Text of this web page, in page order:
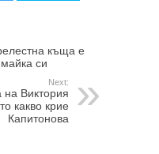
къща е
си
Next:
на Виктория
какво крие
Капитонова